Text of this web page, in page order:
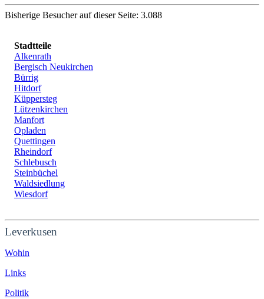
Bisherige Besucher auf dieser Seite: 3.088
Stadtteile
Alkenrath
Bergisch Neukirchen
Bürrig
Hitdorf
Küppersteg
Lützenkirchen
Manfort
Opladen
Quettingen
Rheindorf
Schlebusch
Steinbüchel
Waldsiedlung
Wiesdorf
Leverkusen
Wohin
Links
Politik